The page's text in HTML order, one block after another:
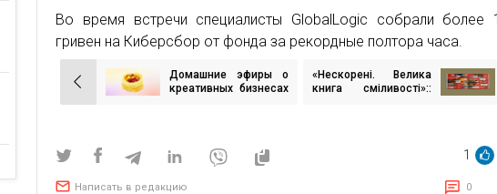
Во время встречи специалисты GlobalLogic собрали более
гривен на Киберсбор от фонда за рекордные полтора часа.
Навигация
по
Домашние эфиры о
креативных бизнесах
«Нескорені. Велика
книга сміливості»::
1
Написать в редакцию 0